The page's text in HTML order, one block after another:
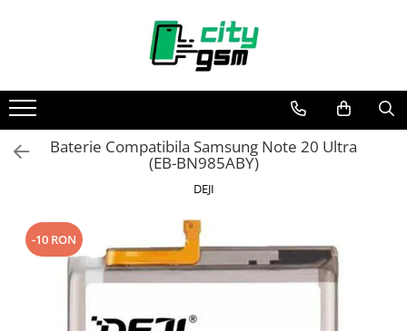
Acumulatori / Baterii
Iphone
Seria 15
Seria 12
Seria 11
Baterie Compatibila Samsung Note 20 Ultra
(EB-BN985ABY)
DEJI
-10 RON